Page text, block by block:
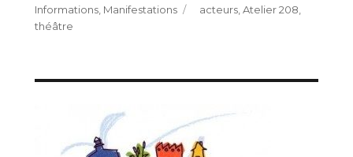
le
Informations, Manifestations Étiquettes
acteurs, Atelier 208
théâtre